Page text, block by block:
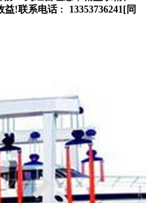
!联系电话 : 13353736241[同